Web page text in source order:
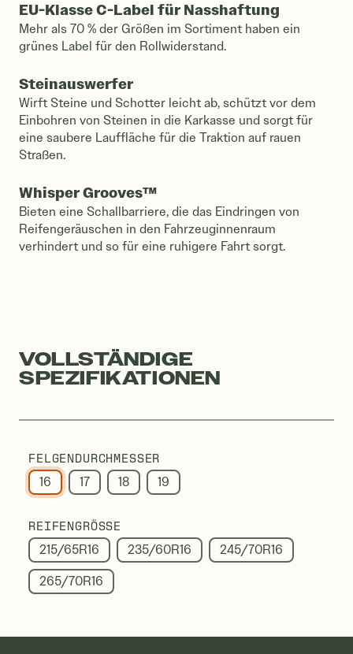
EU-Klasse C-Label für Nasshaftung
Mehr als 70 % der Größen im Sortiment haben ein
grünes Label für den Rollwiderstand.
Steinauswerfer
Wirft Steine und Schotter leicht ab, schützt vor dem
Einbohren von Steinen in die Karkasse und sorgt für
eine saubere Lauffläche für die Traktion auf rauen
Straßen.
Whisper Grooves™
Bieten eine Schallbarriere, die das Eindringen von
Reifengeräuschen in den Fahrzeuginnenraum
verhindert und so für eine ruhigere Fahrt sorgt.
VOLLSTÄNDIGE
SPEZIFIKATIONEN
FELGENDURCHMESSER
16 17 18 19
REIFENGRÖSSE
215/65R16 235/60R16 245/70R16
265/70R16